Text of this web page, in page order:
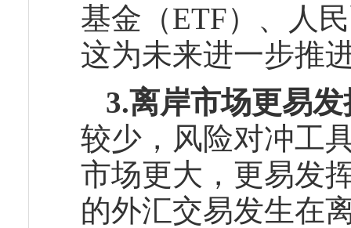
基金（ETF）、人
这为未来进一步推
3.离岸市场更易
较少，风险对冲工
市场更大，更易发
的外汇交易发生在